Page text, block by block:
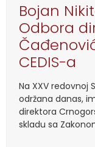
Bojan
Odbora
CEDIS-a
Na XXV redovnoj
održana danas,
direktora
skladu sa